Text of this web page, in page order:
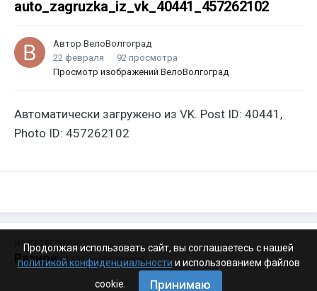
auto_zagruzka_iz_vk_40441_457262102
Автор ВелоВолгоград
22 февраля
92 просмотра
Просмотр изображений ВелоВолгоград
Автоматически загружено из VK. Post ID: 40441,
Photo ID: 457262102
ИЗ КАТЕГОРИИ:
Разное · 4 199 изображений
Продолжая использовать сайт, вы соглашаетесь с нашей
политикой конфиденциальности и использованием файлов
cookie.
Принимаю